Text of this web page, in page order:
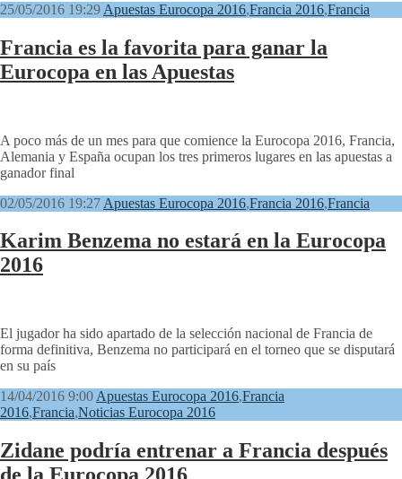
25/05/2016 19:29 Apuestas Eurocopa 2016,Francia 2016,Francia
Francia es la favorita para ganar la
Eurocopa en las Apuestas
A poco más de un mes para que comience la Eurocopa 2016, Francia,
Alemania y España ocupan los tres primeros lugares en las apuestas a
ganador final
02/05/2016 19:27 Apuestas Eurocopa 2016,Francia 2016,Francia
Karim Benzema no estará en la Eurocopa
2016
El jugador ha sido apartado de la selección nacional de Francia de
forma definitiva, Benzema no participará en el torneo que se disputará
en su país
14/04/2016 9:00 Apuestas Eurocopa 2016,Francia
2016,Francia,Noticias Eurocopa 2016
Zidane podría entrenar a Francia después